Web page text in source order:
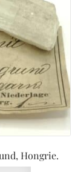
Hongrie.